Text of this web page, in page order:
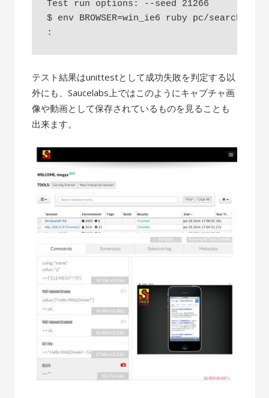
Test run options: --seed 21266
$ env BROWSER=win_ie6 ruby pc/search.rb
テスト結果はunittestとして成功失敗を判定する以
外にも、Saucelabs上ではこのようにキャプチャ画
像や動画として保存されているものを見ることも
出来ます。